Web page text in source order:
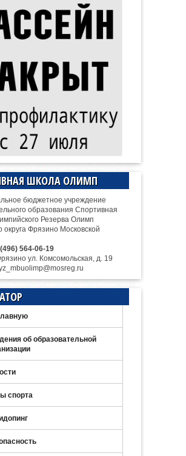
ШКОЛА ОЛИМП
бюджетное учреждение
образования Спортивная
Резерва Олимп
округа Фрязино Московской
(496) 564-06-19
ул. Комсомольская, д. 19
об образовательной
спорта